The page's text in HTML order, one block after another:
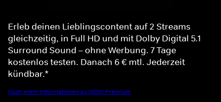
Erleb deinen Lieblingscontent auf 2 Streams
gleichzeitig, in Full HD und mit Dolby Digital 5.1
Surround Sound – ohne Werbung. 7 Tage
kostenlos testen. Danach 6 € mtl. Jederzeit
kündbar.*
Noch mehr Informationen zu WOW Premium